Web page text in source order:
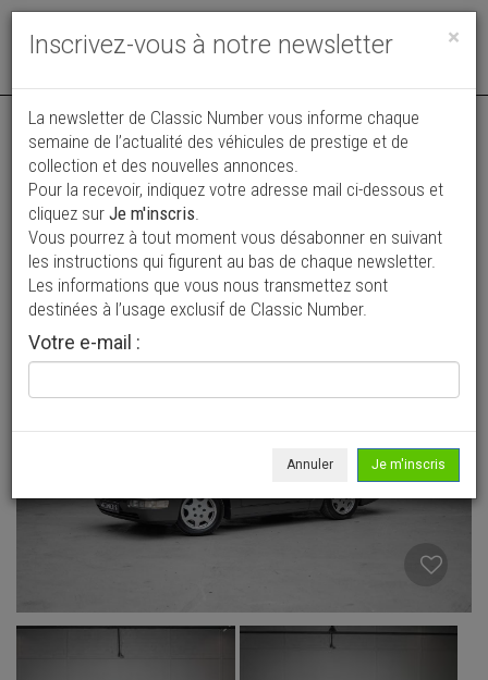
Toggle
Annonce actualisée le 04/08/2026 ( il y a 4 jours )
Porsche 964 Carrera 2 Cabriolet *Faible
kilométrage / Sièges s
87 900 €
1990 Cabriolet / roadster 86 000 km
×
Inscrivez-vous à notre newsletter
La newsletter de Classic Number vous informe chaque
semaine de l’actualité des véhicules de prestige et de
collection et des nouvelles annonces.
Pour la recevoir, indiquez votre adresse mail ci-dessous et
cliquez sur Je m'inscris.
Vous pourrez à tout moment vous désabonner en suivant
les instructions qui figurent au bas de chaque newsletter.
Les informations que vous nous transmettez sont
destinées à l’usage exclusif de Classic Number.
Votre e-mail :
Annuler Je m'inscris